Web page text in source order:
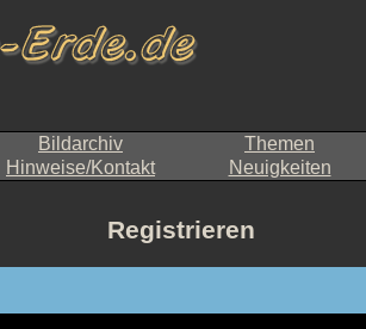
Bildarchiv Themen
Hinweise/Kontakt Neuigkeiten
Registrieren